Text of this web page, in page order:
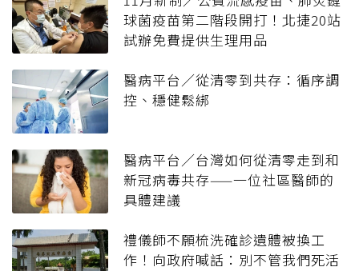
球菌疫苗第二階段開打！北捷20站
試辦免費提供生理用品
醫病平台／從清零到共存：循序調
控、穩健鬆綁
醫病平台／台灣如何從清零走到和
新冠病毒共存——一位社區醫師的
具體建議
禮儀師不願梳洗確診遺體被換工
作！向政府喊話：別不管我們死活